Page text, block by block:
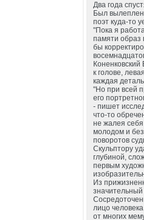
Два года
Был вылеплен
поэт куда-то
"Пока я
памяти образ
бы
к голове,
каждая
"Но при всей
его
- пишет
что-то
не жалея
молодом и
поворотов
Скульптору
глубиной,
первым
Из
лицо
от многих